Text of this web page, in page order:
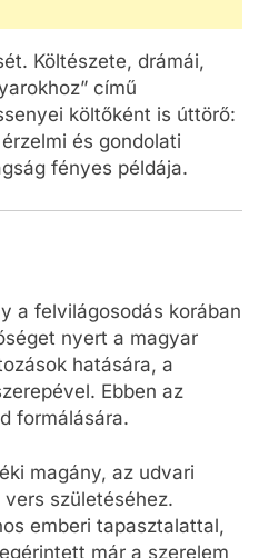
Költészete, drámái,
című
költőként is úttörő:
és gondolati
fényes példája.
a felvilágosodás korában
nyert a magyar
hatására, a
Ebben az
formálására.
magány, az udvari
születéséhez.
emberi tapasztalattal,
már a szerelem